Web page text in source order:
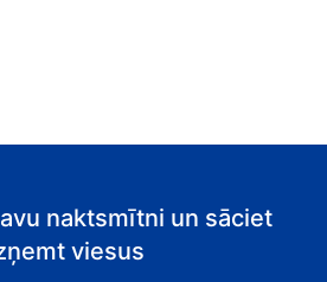
naktsmītni un sāciet
viesus